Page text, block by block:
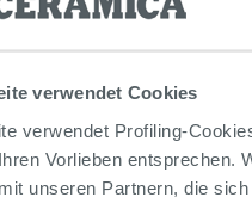
verwendet Cookies
verwendet Profiling-
Vorlieben entsprechen.
unseren Partnern, die